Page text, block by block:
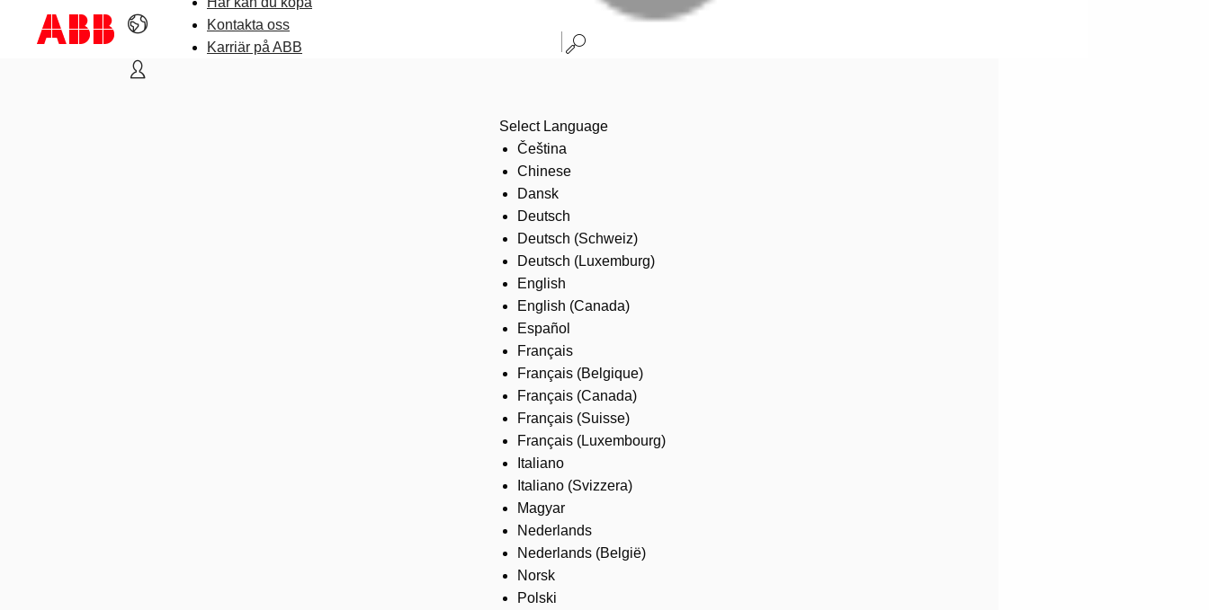
Kontakta oss
Karriär på ABB
Select Language
Čeština
Chinese
Dansk
Deutsch
Deutsch (Schweiz)
Deutsch (Luxemburg)
English
English (Canada)
Español
Français
Français (Belgique)
Français (Canada)
Français (Suisse)
Français (Luxembourg)
Italiano
Italiano (Svizzera)
Magyar
Nederlands
Nederlands (België)
Norsk
Polski